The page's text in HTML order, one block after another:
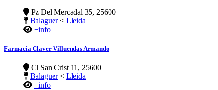
Pz Del Mercadal 35, 25600
Balaguer< Lleida
+info
Farmacia Claver Villuendas Armando
Cl San Crist 11, 25600
Balaguer< Lleida
+info